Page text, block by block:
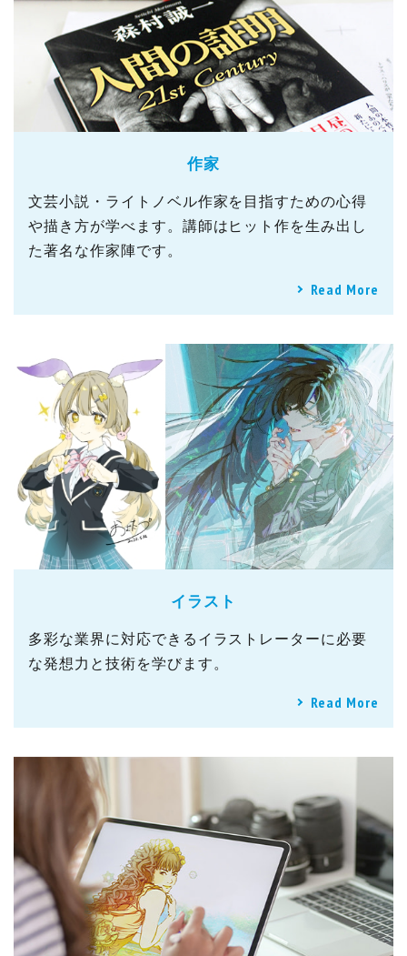
作家
文芸小説・ライトノベル作家を目指すための心得
や描き方が学べます。講師はヒット作を生み出し
た著名な作家陣です。
Read More
イラスト
多彩な業界に対応できるイラストレーターに必要
な発想力と技術を学びます。
Read More